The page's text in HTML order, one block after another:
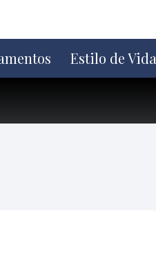
Estilo de Vida